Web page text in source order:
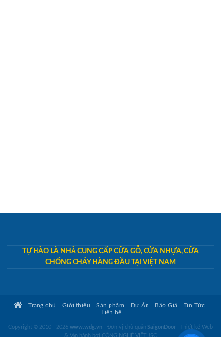
TỰ HÀO LÀ NHÀ CUNG CẤP CỬA GỖ, CỬA NHỰA, CỬA
CHỐNG CHÁY HÀNG ĐẦU TẠI VIỆT NAM
Trang chủ Giới thiệu Sản phẩm Dự Án Báo Giá
Tin Tức
Liên hệ
Copyright © 2010 - 2026 www.wdg.vn - Đơn vị chủ quản SaigonDoor
Thiết kế Web
& Vận hành bởi CÔNG NGHỆ VIỆT JSC